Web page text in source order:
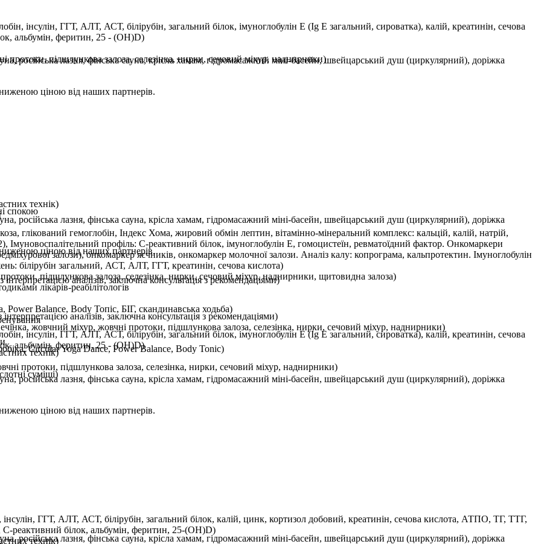
інсулін, ГГТ, АЛТ, АСТ, білірубін, загальний білок, імуноглобулін Е (Ig E загальний, сироватка), калій, креатинін, сечова
альбумін, феритин, 25 - (OH)D)
протоки, підшлункова залоза, селезінка, нирки, сечовий міхур, наднирники)
технік)
аналізів, заключна консультація з рекомендаціями)
інсулін, ГГТ, АЛТ, АСТ, білірубін, загальний білок, імуноглобулін Е (Ig E загальний, сироватка), калій, креатинін, сечова
альбумін, феритин, 25 - (OH)D)
протоки, підшлункова залоза, селезінка, нирки, сечовий міхур, наднирники)
спокою
глікований гемоглобін, Індекс Хома, жировий обмін лептин, вітамінно-мінеральний комплекс: кальцій, калій, натрій,
Імуновоспалітельний профіль: С-реактивний білок, імуноглобулін Е, гомоцистеїн, ревматоїдний фактор. Онкомаркери
залози), онкомаркер яєчників, онкомаркер молочної залози. Аналіз калу: копрограма, кальпротектин. Імуноглобулін
білірубін загальний, АСТ, АЛТ, ГГТ, креатинін, сечова кислота)
підшлункова залоза, селезінка, нирки, сечовий міхур, наднирники, щитовидна залоза)
лікарів-реабілітологів
Power Balance, Body Топіс, БІГ, скандинавська ходьба)
технік)
суміші)
російська лазня, фінська сауна, крісла хамам, гідромасажний міні-басейн, швейцарський душ (циркулярний), доріжка
ціною від наших партнерів.
аналізів, заключна консультація з рекомендаціями)
жовчний міхур, жовчні протоки, підшлункова залоза, селезінка, нирки, сечовий міхур, наднирники)
Circular Yoga Dance, Power Balance, Body Tonic)
російська лазня, фінська сауна, крісла хамам, гідромасажний міні-басейн, швейцарський душ (циркулярний), доріжка
ціною від наших партнерів.
інсулін, ГГТ, АЛТ, АСТ, білірубін, загальний білок, калій, цинк, кортизол добовий, креатинін, сечова кислота, АТПО, ТГ, ТТГ,
реактивний білок, альбумін, феритин, 25-(OH)D)
технік)
російська лазня, фінська сауна, крісла хамам, гідромасажний міні-басейн, швейцарський душ (циркулярний), доріжка
ціною від наших партнерів.
російська лазня, фінська сауна, крісла хамам, гідромасажний міні-басейн, швейцарський душ (циркулярний), доріжка